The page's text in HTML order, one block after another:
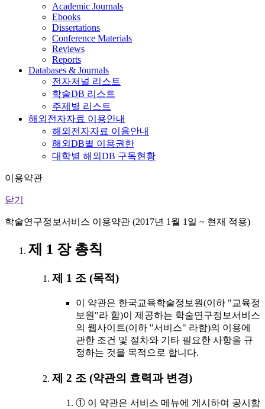
Academic Journals
Ebooks
Dissertations
Conference Materials
Reviews
Reports
Databases & Journals
전자저널 리스트
학술DB 리스트
주제별 리스트
해외전자자료 이용안내
해외전자자료 이용안내
해외DB별 이용권한
대학별 해외DB 구독현황
이용약관
닫기
학술연구정보서비스 이용약관 (2017년 1월 1일 ~ 현재 적용)
제 1 장 총칙
제 1 조 (목적)
이 약관은 한국교육학술정보원(이하 "교육정
보원"라 함)이 제공하는 학술연구정보서비스
의 웹사이트(이하 "서비스" 라함)의 이용에
관한 조건 및 절차와 기타 필요한 사항을 규
정하는 것을 목적으로 합니다.
제 2 조 (약관의 효력과 변경)
① 이 약관은 서비스 메뉴에 게시하여 공시함